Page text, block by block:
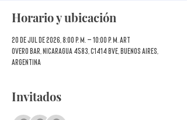
Horario y ubicación
20 de jul de 2026, 8:00 p. m. – 10:00 p. m. ART
Overo Bar, Nicaragua 4583, C1414 BVE, Buenos Aires,
Argentina
Invitados